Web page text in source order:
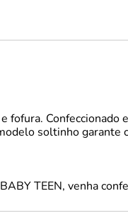
soltinho
TEEN, venha